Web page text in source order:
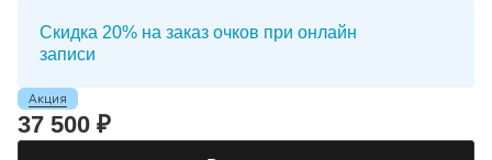
Скидка 20% на заказ очков при онлайн
записи
Акция
37 500 ₽